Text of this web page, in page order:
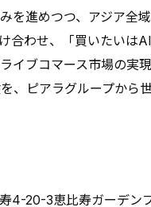
進めつつ、アジア全
合わせ、「買いたい
イブコマース市場の実
、ピアラグループから
3恵比寿ガーデンプ